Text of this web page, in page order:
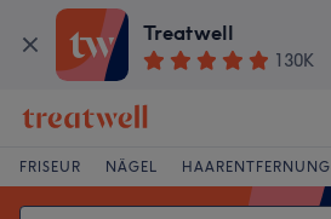
Treatwell
130K
FRISEUR NÄGEL HAARENTFERNUNG